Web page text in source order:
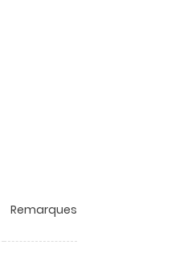
Remarques